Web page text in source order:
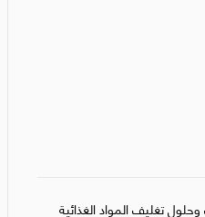
تغليف المواد الغذائية